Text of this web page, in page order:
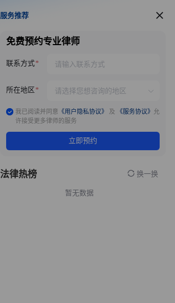
服务推荐
服务推荐
免费预约专业律师
联系方式
所在地区
我已阅读并同意 《用户隐私协议》 及 《服务协议》 允
许接受更多律师的服务
立即预约
法律热榜 换一换
暂无数据